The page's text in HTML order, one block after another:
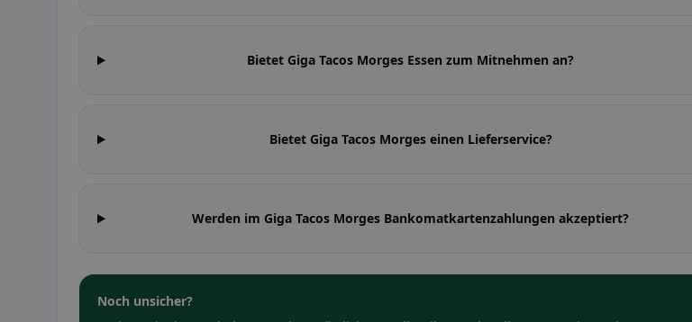
Bietet Giga Tacos Morges Essen zum Mitnehmen an?
Bietet Giga Tacos Morges einen Lieferservice?
Werden im Giga Tacos Morges Bankomatkartenzahlungen akzeptiert?
Noch unsicher?